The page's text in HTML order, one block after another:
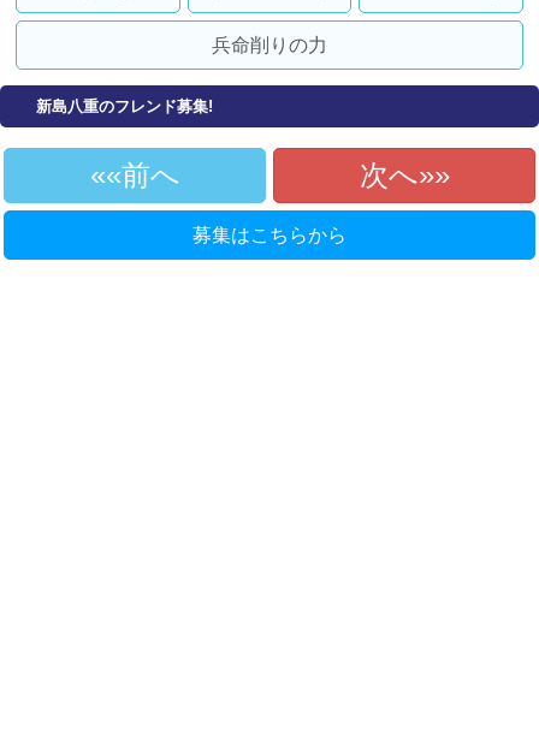
兵命削りの力
新島八重のフレンド募集!
«前へ 次へ»
募集はこちらから